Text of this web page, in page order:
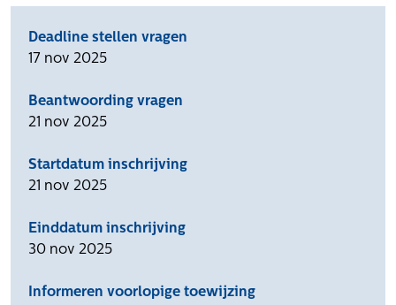
Deadline stellen vragen
17 nov 2025
Beantwoording vragen
21 nov 2025
Startdatum inschrijving
21 nov 2025
Einddatum inschrijving
30 nov 2025
Informeren voorlopige toewijzing